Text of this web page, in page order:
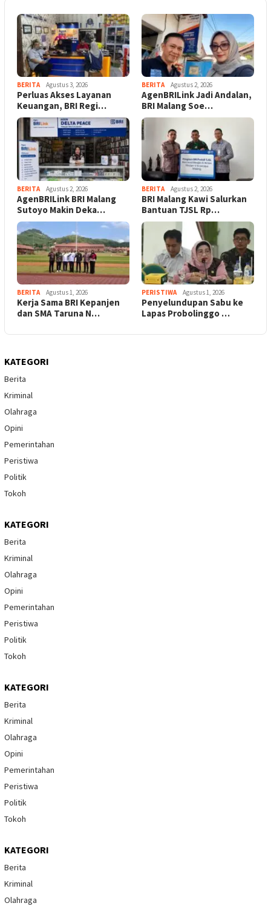
BERITA Agustus 3, 2026
Perluas Akses Layanan
Keuangan, BRI Regi…
BERITA Agustus 2, 2026
AgenBRILink Jadi Andalan,
BRI Malang Soe…
BERITA Agustus 2, 2026
AgenBRILink BRI Malang
Sutoyo Makin Deka…
BERITA Agustus 2, 2026
BRI Malang Kawi Salurkan
Bantuan TJSL Rp…
BERITA Agustus 1, 2026
Kerja Sama BRI Kepanjen
dan SMA Taruna N…
PERISTIWA Agustus 1, 2026
Penyelundupan Sabu ke
Lapas Probolinggo …
KATEGORI
Berita
Kriminal
Olahraga
Opini
Pemerintahan
Peristiwa
Politik
Tokoh
KATEGORI
Berita
Kriminal
Olahraga
Opini
Pemerintahan
Peristiwa
Politik
Tokoh
KATEGORI
Berita
Kriminal
Olahraga
Opini
Pemerintahan
Peristiwa
Politik
Tokoh
KATEGORI
Berita
Kriminal
Olahraga